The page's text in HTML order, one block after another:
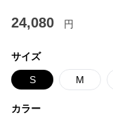
24,080 円
サイズ
S M
カラー